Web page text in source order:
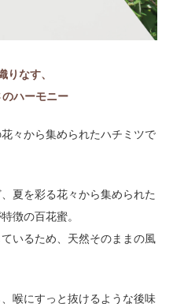
りなす、
ハーモニー
々から集められたハチミツで
夏を彩る花々から集められた
徴の百花蜜。
いるため、天然そのままの風
喉にすっと抜けるような後味